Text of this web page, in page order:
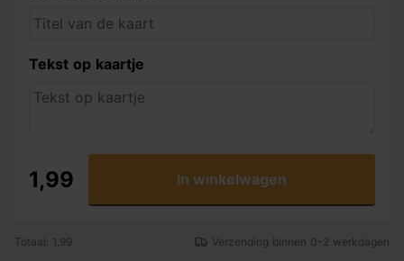
Tekst op kaartje
1,99 In winkelwagen
Totaal: 1,99 Verzending binnen 0-2 werkdagen